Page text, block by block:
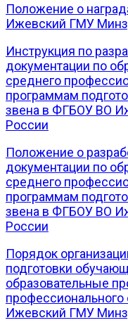
Положение о
Ижевский ГМУ
Инструкция по
документации по
среднего
программам
звена в ФГБОУ ВО
России
Положение о
документации по
среднего
программам
звена в ФГБОУ ВО
России
Порядок
подготовки
образовательные
Ижевский ГМУ